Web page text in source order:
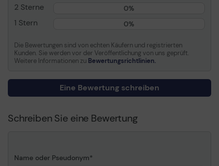
Packungsinhalt
Papiereinsätze
Anzahl Fächer
Titel
1-12
Mit Tab
Ja
Merkmale
Individueller Druck,
ausdehnbarer Rücken,
Aussparungen an
Tiefe
2 Sterne 0%
1 Stern 0%
Die Bewertungen sind von echten Käufern und registrierten
Kunden. Sie werden vor der Veröffentlichung von uns geprüft.
Weitere Informationen zu Bewertungsrichtlinien.
Eine Bewertung schreiben
Schreiben Sie eine Bewertung
Name oder Pseudonym